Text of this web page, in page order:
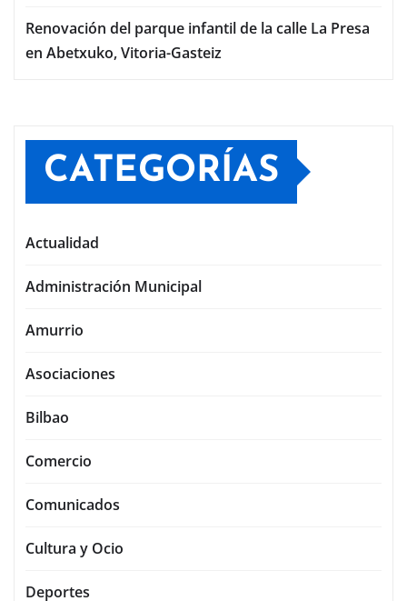
Renovación del parque infantil de la calle La Presa
en Abetxuko, Vitoria-Gasteiz
CATEGORÍAS
Actualidad
Administración Municipal
Amurrio
Asociaciones
Bilbao
Comercio
Comunicados
Cultura y Ocio
Deportes